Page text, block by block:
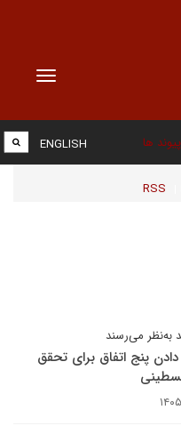
Toggle
پیوند ها
RSS
ENGLISH
به‌نظر می‌رسند
پنج اتفاق برای تحقق